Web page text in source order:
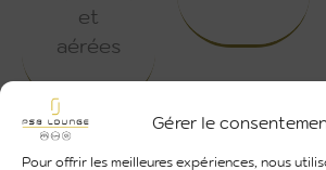
Gérer le
Pour offrir les meilleures expériences, nous
et
aérées
Découvrir
Découvrir